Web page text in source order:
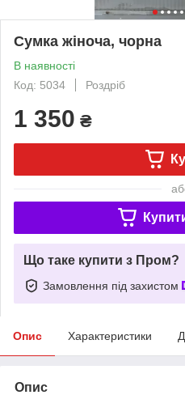
Сумка жіноча, чорна
В наявності
Код: 5034
Роздріб
1 350 ₴
Що таке купити з Пром?
Замовлення під захистом
Опис Характеристики
Опис